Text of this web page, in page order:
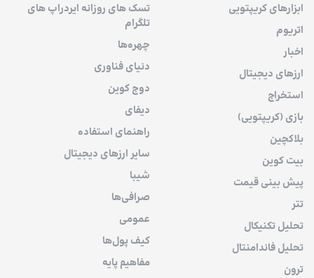
ابزارهای کریپتویی
اتریوم
اخبار
ارزهای دیجیتال
استخراج
بازی (کریپتویی)
بلاکچین
بیت کوین
پیش بینی قیمت
تتر
تحلیل تکنیکال
تحلیل فاندامنتال
ترون
تسک های روزانه ایردراپ های
تلگرام
چهره‌ها
دنیای فناوری
دوج کوین
دیفای
راهنمای استفاده
سایر ارزهای دیجیتال
شیبا
صرافی‌ها
عمومی
کیف پول‌ها
مفاهیم پایه